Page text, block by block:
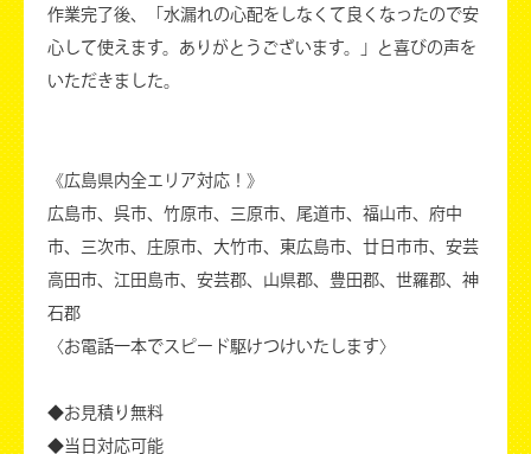
作業完了後、「水漏れの心配をしなくて良くなったので安
心して使えます。ありがとうございます。」と喜びの声を
いただきました。
《広島県内全エリア対応！》
広島市、呉市、竹原市、三原市、尾道市、福山市、府中
市、三次市、庄原市、大竹市、東広島市、廿日市市、安芸
高田市、江田島市、安芸郡、山県郡、豊田郡、世羅郡、神
石郡
〈お電話一本でスピード駆けつけいたします〉
◆お見積り無料
◆当日対応可能